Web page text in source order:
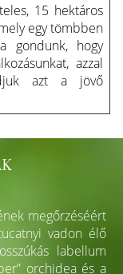
15 hektáros
egy tömbben
gondunk, hogy
azzal
azt a jövő
megőrzéséért
vadon élő
labellum
orchidea és a